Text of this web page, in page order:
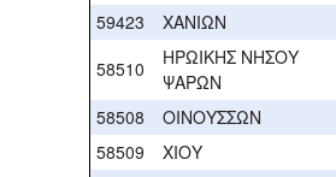
59423
ΧΑΝΙΩΝ
58510
ΗΡΩΙΚΗΣ ΝΗΣΟΥ
ΨΑΡΩΝ
58508
ΟΙΝΟΥΣΣΩΝ
58509
ΧΙΟΥ